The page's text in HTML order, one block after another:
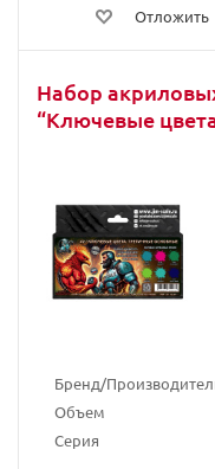
Отложить
Набор
“Ключевые
Бренд/
Объем
Серия